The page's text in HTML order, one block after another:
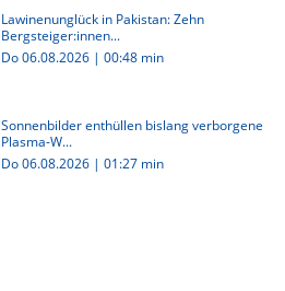
Lawinenunglück in Pakistan: Zehn
Bergsteiger:innen...
Do 06.08.2026 | 00:48 min
Sonnenbilder enthüllen bislang verborgene
Plasma-W...
Do 06.08.2026 | 01:27 min